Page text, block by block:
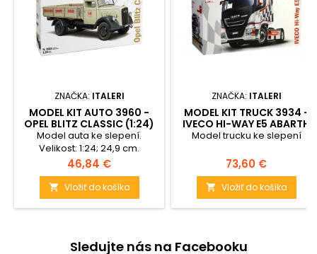
ZNAČKA: ITALERI
MODEL KIT AUTO 3960 -
OPEL BLITZ CLASSIC (1:24)
Model auta ke slepení.
Velikost: 1:24; 24,9 cm.
Obtížnost: 3.
Cena
46,84 €
 Vložiť do košíka
ZNAČKA: ITALERI
MODEL KIT TRUCK 3934 -
IVECO HI-WAY E5 ABARTH
(1:24)
Model trucku ke slepení
Cena
73,60 €
 Vložiť do košíka
Sledujte nás na Facebooku